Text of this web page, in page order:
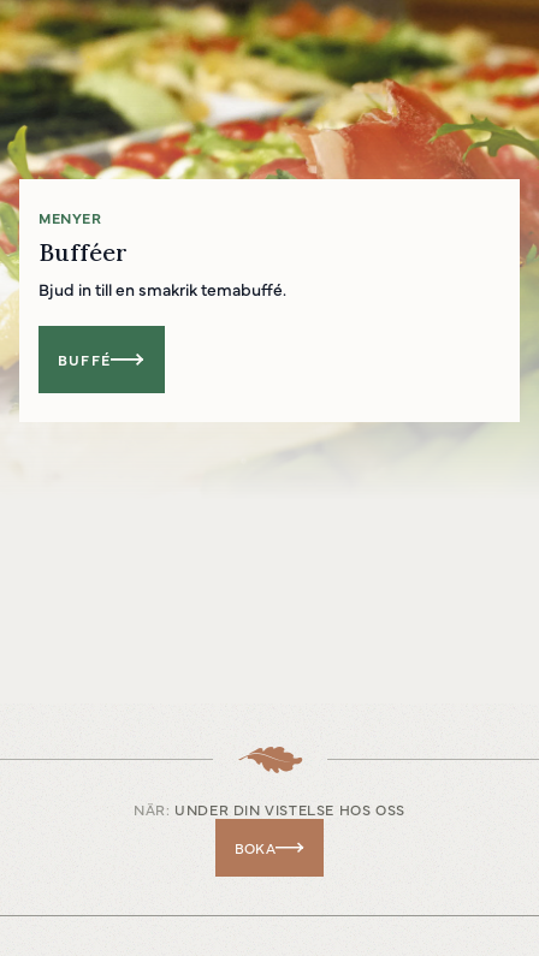
Powered by Translate
MENYER
Bufféer
Bjud in till en smakrik temabuffé.
BUFFÉ
NÄR: UNDER DIN VISTELSE HOS OSS
BOKA